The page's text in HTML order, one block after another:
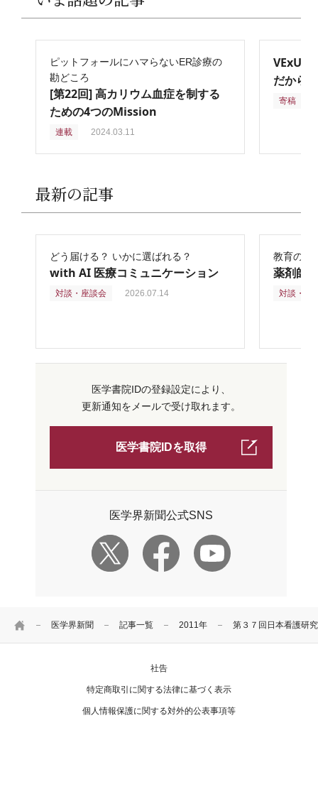
HOME 医学界新聞 記事一覧 2011年 第３７回日本看護研
ピットフォールにハマらないER診療の
勘どころ
[第22回] 高カリウム血症を制する
ための4つのMission
連載 2024.03.11
VExUS
だから
寄稿
最新の記事
どう届ける？ いかに選ばれる？
with AI 医療コミュニケーション
対談・座談会 2026.07.14
教育の再
薬剤師
対談・座
医学書院IDの登録設定により、
更新通知をメールで受け取れます。
医学書院IDを取得
医学界新聞公式SNS
社告
特定商取引に関する法律に基づく表示
個人情報保護に関する対外的公表事項等